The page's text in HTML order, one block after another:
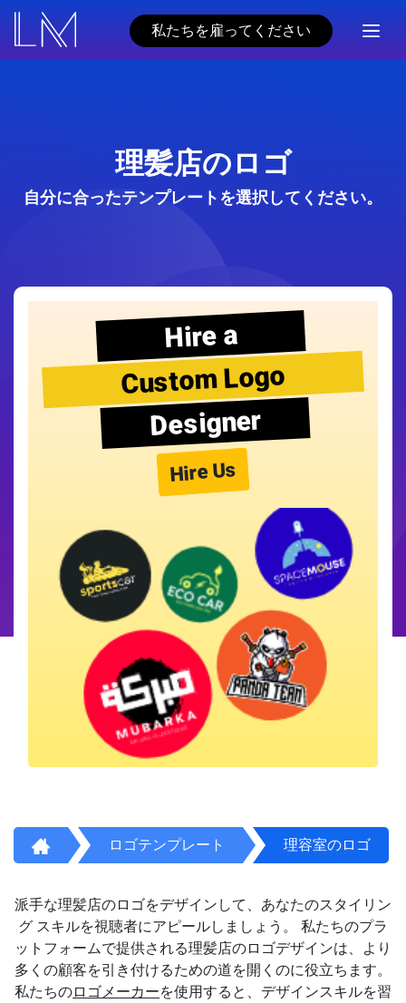
私たちを雇ってください
理髪店のロゴ
自分に合ったテンプレートを選択してください。
Hire a
Custom Logo
Designer
Hire Us
ロゴテンプレート 理容室のロゴ
派手な理髪店のロゴをデザインして、あなたのスタイリン
グ スキルを視聴者にアピールしましょう。 私たちのプラ
ットフォームで提供される理髪店のロゴデザインは、より
多くの顧客を引き付けるための道を開くのに役立ちます。
私たちのロゴメーカーを使用すると、デザインスキルを習